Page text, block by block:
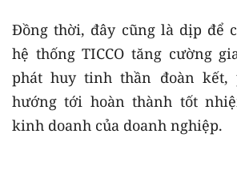
Đồng thời, đây cũng là dịp để
hệ thống TICCO tăng cường
phát huy tinh thần đoàn kết,
hướng tới hoàn thành tốt
kinh doanh của doanh nghiệp.